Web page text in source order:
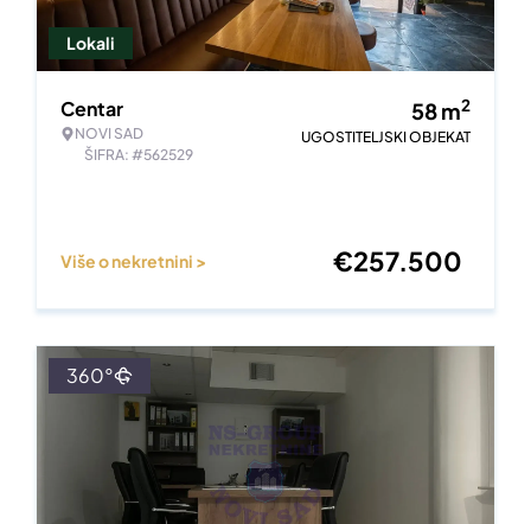
Lokali
Centar
NOVI SAD
ŠIFRA: #562529
58m2
UGOSTITELJSKI OBJEKAT
Više o nekretnini > €257.500
360°